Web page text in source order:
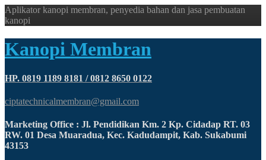
Aplikator kanopi membran, penyedia bahan dan jasa pembuatan
kanopi
Kanopi Membran
HP. 0819 1189 8181 / 0812 8650 0122
ciptatechnicalmembran@gmail.com
Marketing Office : Jl. Pendidikan Km. 2 Kp. Cidadap RT. 03
RW. 01 Desa Muaradua, Kec. Kadudampit, Kab. Sukabumi
43153